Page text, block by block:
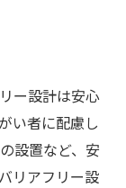
ー設計は安心
い者に配慮し
設置など、安
リアフリー設